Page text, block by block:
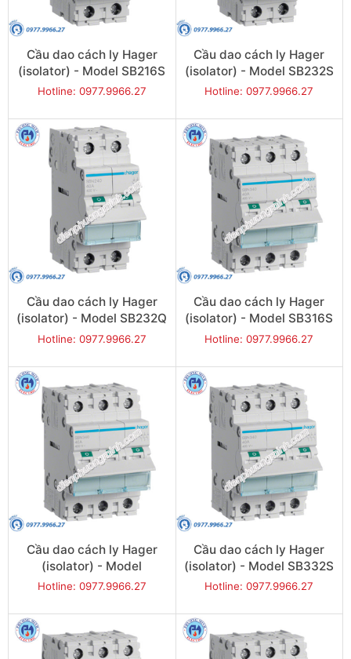
Cầu dao cách ly Hager
(isolator) - Model SB216S
Hotline: 0977.9966.27
Cầu dao cách ly Hager
(isolator) - Model SB232S
Hotline: 0977.9966.27
Cầu dao cách ly Hager
(isolator) - Model SB232Q
Hotline: 0977.9966.27
Cầu dao cách ly Hager
(isolator) - Model SB316S
Hotline: 0977.9966.27
Cầu dao cách ly Hager
(isolator) - Model
SB332Q
Hotline: 0977.9966.27
Cầu dao cách ly Hager
(isolator) - Model SB332S
Hotline: 0977.9966.27